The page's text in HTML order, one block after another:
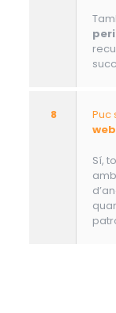
8 Puc
Sí,
amb